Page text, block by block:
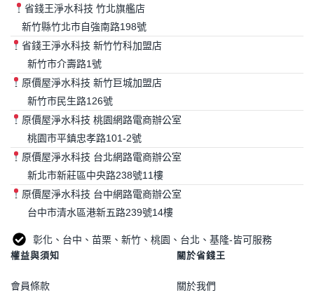
省錢王淨水科技 竹北旗艦店
新竹縣竹北市自強南路198號
省錢王淨水科技 新竹竹科加盟店
新竹市介壽路1號
原價屋淨水科技 新竹巨城加盟店
新竹市民生路126號
原價屋淨水科技 桃園網路電商辦公室
桃園市平鎮忠孝路101-2號
原價屋淨水科技 台北網路電商辦公室
新北市新莊區中央路238號11樓
原價屋淨水科技 台中網路電商辦公室
台中市清水區港新五路239號14樓
彰化、台中、苗栗、新竹、桃園、台北、基隆-皆可服務
權益與須知
會員條款
關於省錢王
關於我們